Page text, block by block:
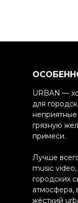
URBAN —
для
грязную
примеси.
Лучше
music
городских
атмосфера,
жёсткий